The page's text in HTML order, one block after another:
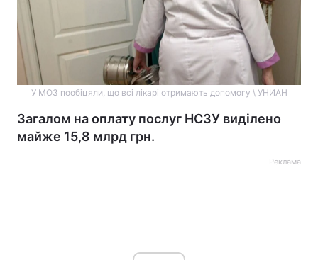
У МОЗ пообіцяли, що всі лікарі отримають допомогу \ УНИАН
Загалом на оплату послуг НСЗУ виділено
майже 15,8 млрд грн.
Реклама